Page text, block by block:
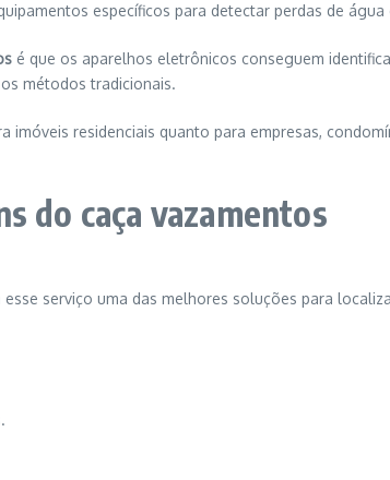
específicos para detectar perdas de
é que os aparelhos eletrônicos conseguem
métodos tradicionais.
imóveis residenciais quanto para empresas,
do caça vazamentos
serviço uma das melhores soluções para